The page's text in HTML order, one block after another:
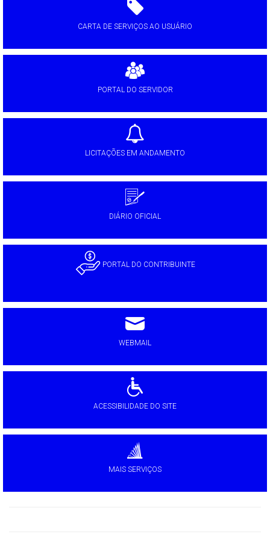
CARTA DE SERVIÇOS AO USUÁRIO
PORTAL DO SERVIDOR
LICITAÇÕES EM ANDAMENTO
DIÁRIO OFICIAL
PORTAL DO CONTRIBUINTE
WEBMAIL
ACESSIBILIDADE DO SITE
MAIS SERVIÇOS